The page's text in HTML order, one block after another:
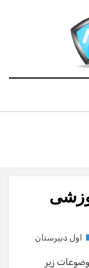
اول دبیرستان
زیر